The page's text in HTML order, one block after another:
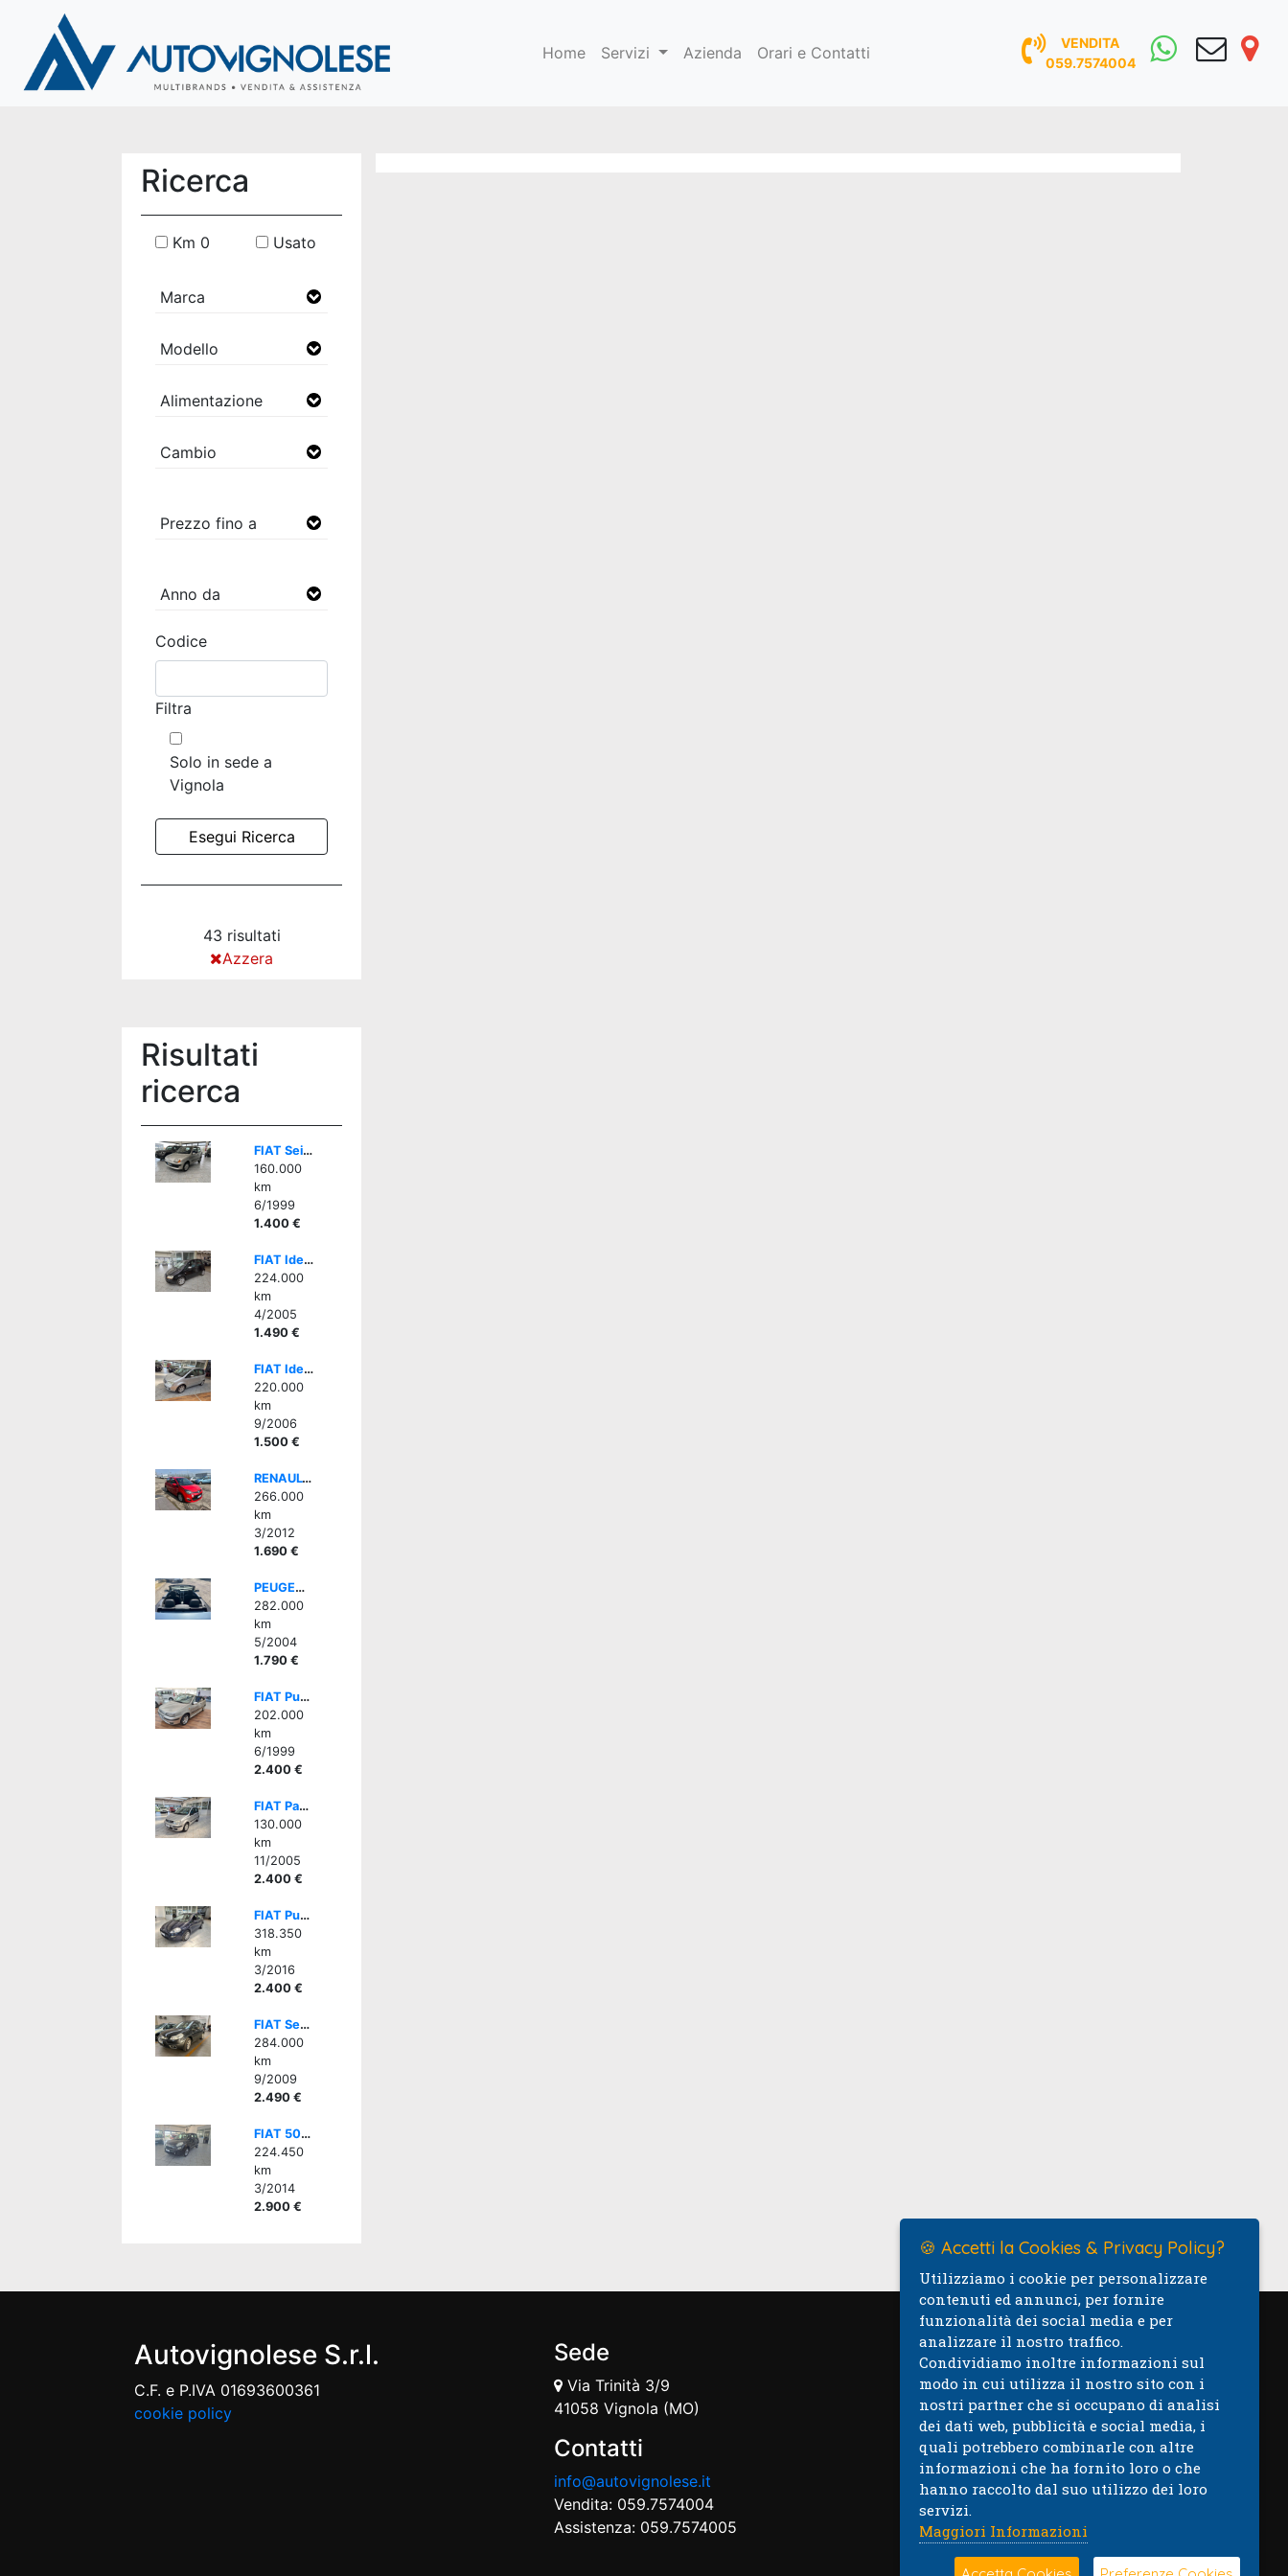
Home Servizi Azienda Orari e Contatti
VENDITA
059.7574004
Ricerca
Km 0 Usato
Codice
Filtra
Solo in sede a
Vignola
Esegui Ricerca
43 risultati
Azzera
Risultati
ricerca
FIAT Seicento 1.1i cat Hobby - GOMMATA ALL SEASON
160.000
km
6/1999
1.400 €
FIAT Idea 1.3 Multijet 16V Emotion
224.000
km
4/2005
1.490 €
FIAT Idea 1.3 Multijet 16V 90 CV Dynamic
220.000
km
9/2006
1.500 €
RENAULT Twingo 1.5 dCi 75CV Wave - BELLA, GOMMATA BENE
266.000
km
3/2012
1.690 €
PEUGEOT 307 1.6 16V 3p. XSI Cabrio Capote Elettric, CLIMA AUTO
282.000
km
5/2004
1.790 €
FIAT Punto 1ª serie 60 cat Cabrio
202.000
km
6/1999
2.400 €
FIAT Panda 1.2 Dynamic
130.000
km
11/2005
2.400 €
FIAT Punto 1.2 8V 5 porte Street
318.350
km
3/2016
2.400 €
FIAT Sedici 1.6 16V 4x4 Dynamic - GPL- PER OP SETTORE
284.000
km
9/2009
2.490 €
FIAT 500L 0.9 TwinAir 105 CV Pop Star DA COMMERCIANTE
224.450
km
3/2014
2.900 €
Autovignolese S.r.l.
C.F. e P.IVA 01693600361
cookie policy
Sede
Via Trinità 3/9
41058 Vignola (MO)
Contatti
info@autovignolese.it
Vendita: 059.7574004
Assistenza: 059.7574005
Mappa
🍪 Accetti la Cookies & Privacy Policy?
Utilizziamo i cookie per personalizzare
contenuti ed annunci, per fornire
funzionalità dei social media e per
analizzare il nostro traffico.
Condividiamo inoltre informazioni sul
modo in cui utilizza il nostro sito con i
nostri partner che si occupano di analisi
dei dati web, pubblicità e social media, i
quali potrebbero combinarle con altre
informazioni che ha fornito loro o che
hanno raccolto dal suo utilizzo dei loro
servizi.
Maggiori Informazioni